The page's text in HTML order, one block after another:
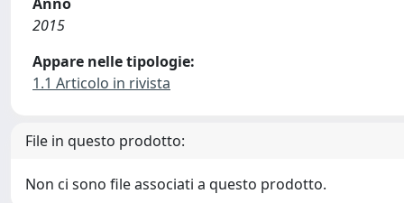
2015
Appare nelle tipologie:
1.1 Articolo in rivista
File in questo prodotto:
Non ci sono file associati a questo prodotto.